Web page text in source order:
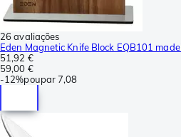
26 avaliações
Eden Magnetic Knife Block EQB101
51,92 €
59,00 €
-12%poupar7,08